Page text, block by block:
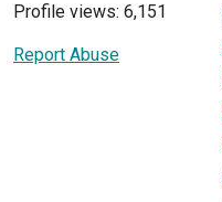
Profile views: 6,151
Report Abuse